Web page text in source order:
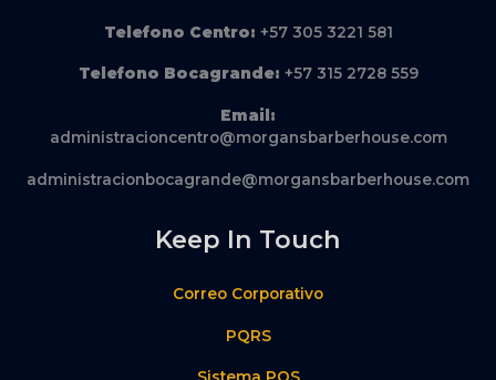
Telefono Centro: +57 305 3221 581
Telefono Bocagrande: +57 315 2728 559
Email:
administracioncentro@morgansbarberhouse.com
administracionbocagrande@morgansbarberhouse.com
Keep In Touch
Correo Corporativo
PQRS